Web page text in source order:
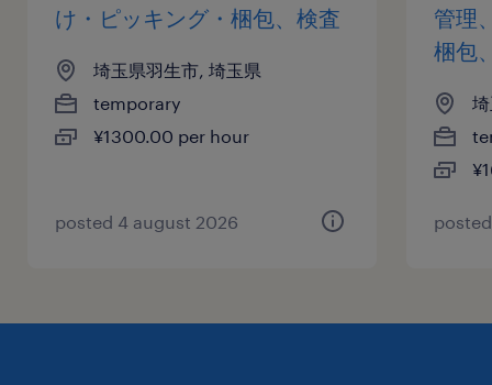
け・ピッキング・梱包、検査
埼玉県羽生市, 埼玉県
temporary
¥1300.00 per hour
posted 4 august 2026
管理
梱包